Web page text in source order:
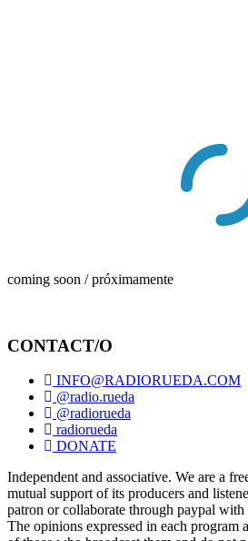
coming soon / próximamente
CONTACT/O
INFO@RADIORUEDA.COM
@radio.rueda
@radiorueda
radiorueda
DONATE
Independent and associative. We are a
mutual support of its producers and
patron or collaborate through paypal
The opinions expressed in each program